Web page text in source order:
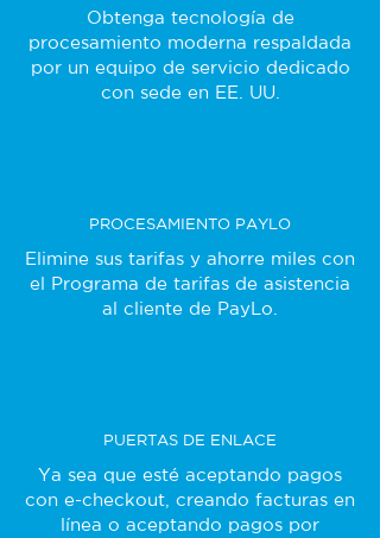
Obtenga tecnología de
procesamiento moderna respaldada
por un equipo de servicio dedicado
con sede en EE. UU.
PROCESAMIENTO PAYLO
Elimine sus tarifas y ahorre miles con
el Programa de tarifas de asistencia
al cliente de PayLo.
PUERTAS DE ENLACE
Ya sea que esté aceptando pagos
con e-checkout, creando facturas en
línea o aceptando pagos por